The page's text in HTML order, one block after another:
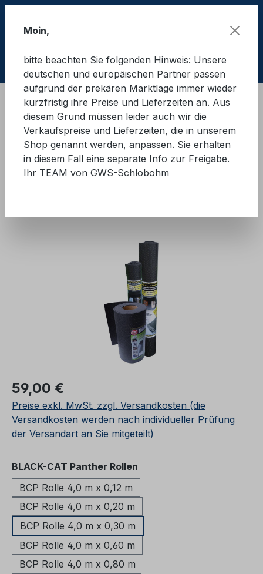
Ladungssicherung Straße
Antirutschmatten und rutschhemmende Unterlagen
Black Cat
BLACK-CAT Panther
Regulärer Preis:
59,00 €
Preise exkl. MwSt. zzgl. Versandkosten (die
Versandkosten werden nach individueller Prüfung
der Versandart an Sie mitgeteilt)
BLACK-CAT Panther Rollen
BCP Rolle 4,0 m x 0,12 m
BCP Rolle 4,0 m x 0,20 m
BCP Rolle 4,0 m x 0,30 m
BCP Rolle 4,0 m x 0,60 m
BCP Rolle 4,0 m x 0,80 m
Moin,
bitte beachten Sie folgenden Hinweis: Unsere
deutschen und europäischen Partner passen
aufgrund der prekären Marktlage immer wieder
kurzfristig ihre Preise und Lieferzeiten an. Aus
diesem Grund müssen leider auch wir die
Verkaufspreise und Lieferzeiten, die in unserem
Shop genannt werden, anpassen. Sie erhalten
in diesem Fall eine separate Info zur Freigabe.
Ihr TEAM von GWS-Schlobohm